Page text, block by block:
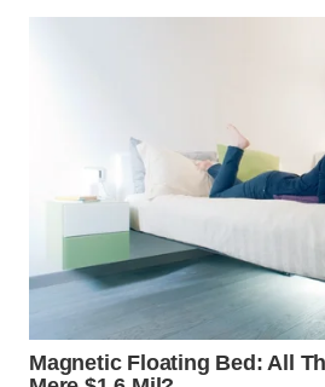
BOGOR
TAPANULI
WN
SAMOSIR
WN